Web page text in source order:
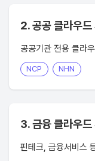
2. 공공 클라우드
공공기관 전용 클라
NCP NHN
3. 금융 클라우드
핀테크, 금융서비스